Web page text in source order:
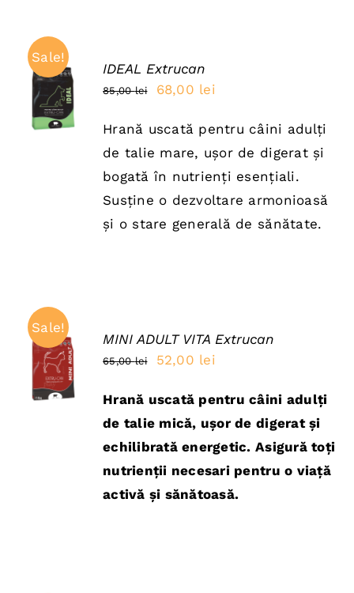
Sale!
ADAUGĂ
ÎN COȘ
/
DETAILS
IDEAL Extrucan
85,00lei
Prețul
a
fost:
85,00 lei.
68,00 lei
este:
68,00 lei.
Hrană uscată pentru câini adulți
de talie mare, ușor de digerat și
bogată în nutrienți esențiali.
Susține o dezvoltare armonioasă
și o stare generală de sănătate.
Sale!
ADAUGĂ
ÎN COȘ
/
DETAILS
MINI ADULT VITA Extrucan
65,00lei
Prețul
a
fost:
65,00 lei.
52,00 lei
este:
52,00 lei.
Hrană uscată pentru câini adulți
de talie mică, ușor de digerat și
echilibrată energetic. Asigură toți
nutrienții necesari pentru o viață
activă și sănătoasă.